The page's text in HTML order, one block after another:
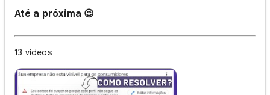
Até a próxima 😉
13 vídeos